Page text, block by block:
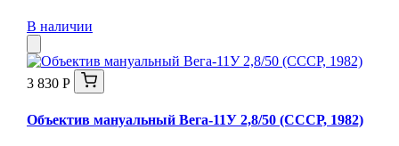
В наличии
3 830 Р
Объектив мануальный Вега-11У 2,8/50 (СССР, 1982)